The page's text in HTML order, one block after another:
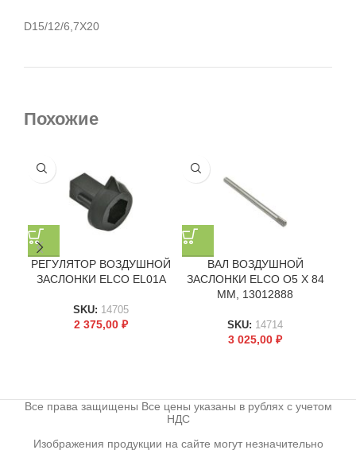
D15/12/6,7X20
Похожие
РЕГУЛЯТОР ВОЗДУШНОЙ
ЗАСЛОНКИ ELCO EL01A
SKU: 14705
2 375,00 ₽
ВАЛ ВОЗДУШНОЙ
ЗАСЛОНКИ ELCO O5 X 84
ММ, 13012888
SKU: 14714
3 025,00 ₽
Все права защищены Все цены указаны в рублях с учетом
НДС
Изображения продукции на сайте могут незначительно